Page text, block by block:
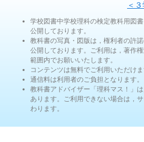
＜
学校図書中学校理科の検定教科用図
公開しております。
教科書の写真・図版は，権利者の許
公開しております。ご利用は，著作
範囲内でお願いいたします。
コンテンツは無料でご利用いただけま
通信料は利用者のご負担となります。
教科書アドバイザー「理科マス！」
あります。ご利用できない場合は，サ
わります。